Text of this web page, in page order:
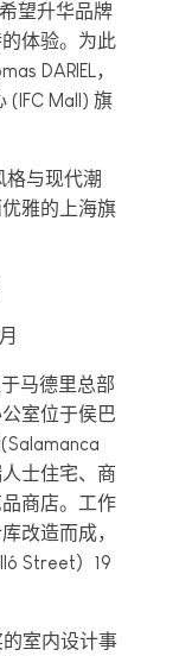
望升华品牌
体验。为此
DARIEL，
(IFC Mall) 旗
格与现代潮
雅的上海旗
马德里总部
室位于侯巴
士住宅、商
商店。工作
改造而成，
Street）19
的室内设计事